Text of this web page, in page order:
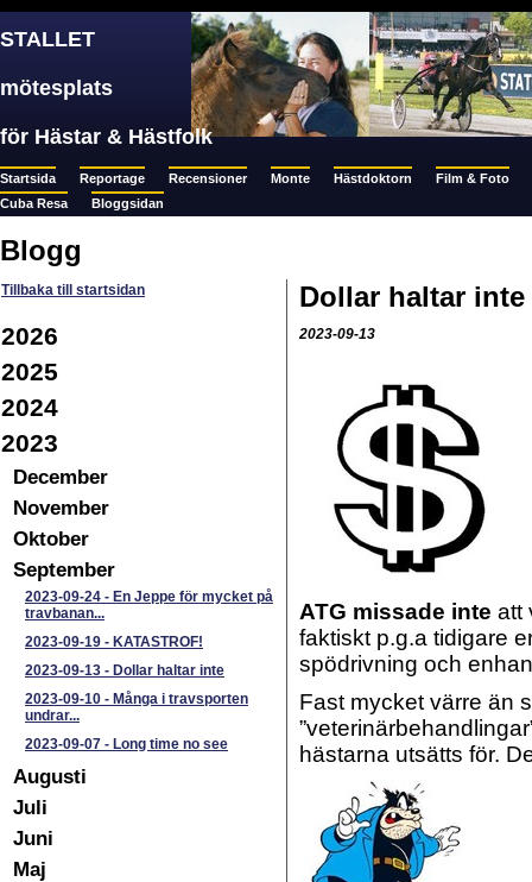
STALLET
mötesplats
för Hästar & Hästfolk
Startsida Reportage Recensioner Monte Hästdoktorn
Film & Foto
Cuba Resa
Bloggsidan
Blogg
Tillbaka till startsidan
2026
2025
2024
2023
December
November
Oktober
September
2023-09-24 - En Jeppe för mycket på
travbanan...
2023-09-19 - KATASTROF!
2023-09-13 - Dollar haltar inte
2023-09-10 - Många i travsporten
undrar...
2023-09-07 - Long time no see
Augusti
Juli
Juni
Maj
Dollar haltar inte
2023-09-13
ATG missade inte att
faktiskt p.g.a tidigare
spödrivning och
Fast mycket värre än
hästarna utsätts för.